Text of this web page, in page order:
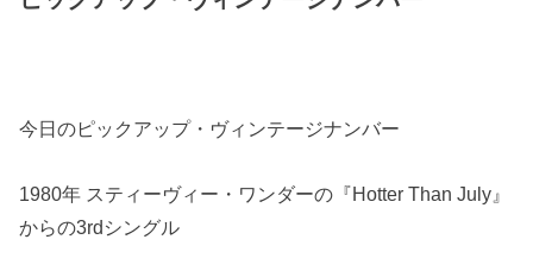
今日のピックアップ・ヴィンテージナンバー
1980年 スティーヴィー・ワンダーの『Hotter Than July』
からの3rdシングル